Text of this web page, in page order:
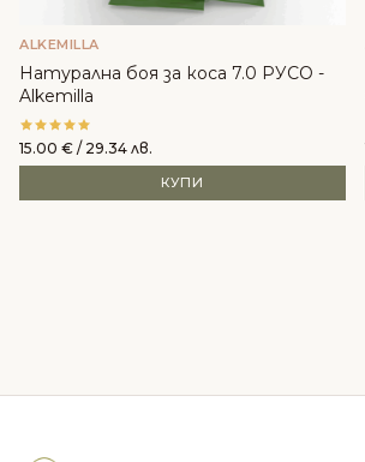
ALKEMILLA
Натурална боя за коса 7.0 РУСО -
Alkemilla
15.00 € / 29.34 лв.
КУПИ